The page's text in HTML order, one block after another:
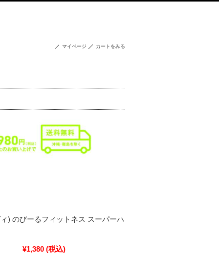
マイページ カートをみる
) のびーるフィットネス スーパーハ
¥1,380 (税込)